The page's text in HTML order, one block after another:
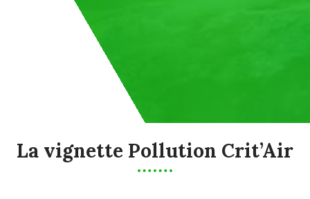
La vignette Pollution Crit’Air